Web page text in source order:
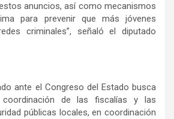
anuncios, así como mecanismos
para prevenir que más jóvenes
criminales”, señaló el diputado
ante el Congreso del Estado busca
de las fiscalías y las
públicas locales, en coordinación